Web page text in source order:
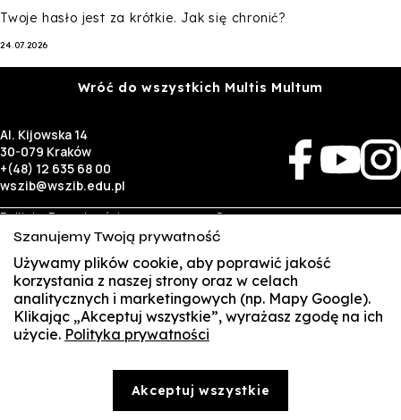
Twoje hasło jest za krótkie. Jak się chronić?
24.07.2026
Wróć do wszystkich Multis Multum
Al. Kijowska 14
30-079 Kraków
+(48) 12 635 68 00
wszib@wszib.edu.pl
Polityka Prywatności
RODO
Identyfikacja wizualna
O nas
Rekrutacja
Kontakt
Biznes
Wynajem sal
Targi pracy
Student
Multis Multum
Treści zawarte na stronie www.wszib.edu.pl oraz jej podstronach stanowią, o ile nie wskazano
Szanujemy Twoją prywatność
Używamy plików cookie, aby poprawić jakość
korzystania z naszej strony oraz w celach
analitycznych i marketingowych (np. Mapy Google).
Klikając „Akceptuj wszystkie”, wyrażasz zgodę na ich
użycie. Polityka prywatności
Akceptuj wszystkie